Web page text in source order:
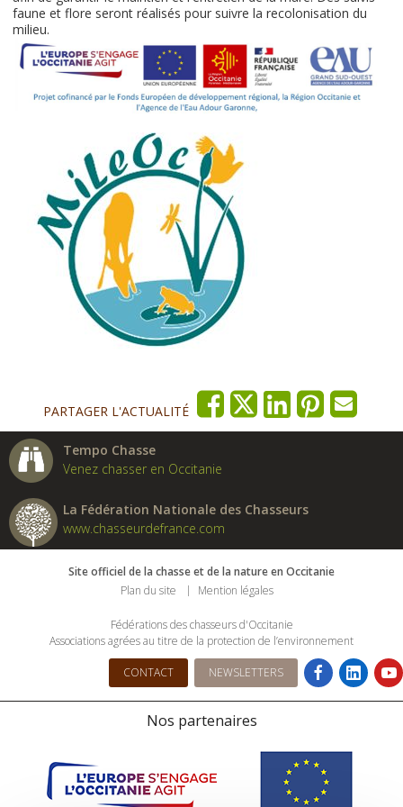
faune et flore seront réalisés pour suivre la recolonisation du
milieu.
PARTAGER L'ACTUALITÉ
Tempo Chasse
Venez chasser en Occitanie
La Fédération Nationale des Chasseurs
www.chasseurdefrance.com
Site officiel de la chasse et de la nature en Occitanie
Plan du site
Mention légales
Fédérations des chasseurs d'Occitanie
Associations agrées au titre de la protection de l’environnement
CONTACT NEWSLETTERS
Nos partenaires